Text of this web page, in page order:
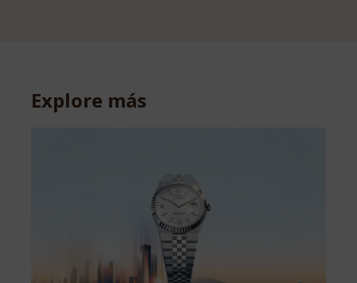
Explore más